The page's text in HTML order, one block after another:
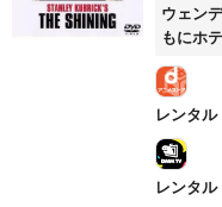
ウェン
もにホ
つて精
すると
してい
レンタル
レンタル